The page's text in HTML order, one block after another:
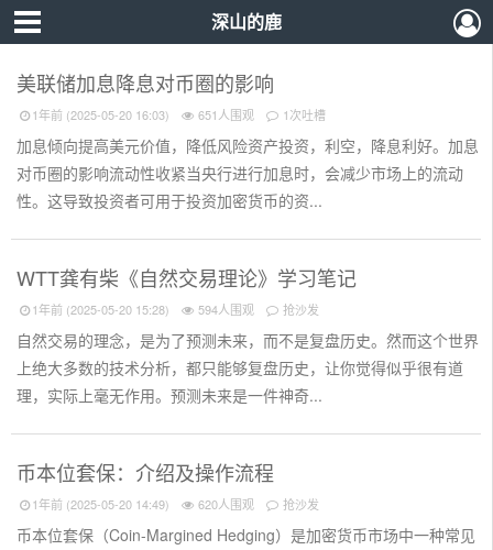
深山的鹿
美联储加息降息对币圈的影响
1年前 (2025-05-20 16:03) 651人围观 1次吐槽
加息倾向提高美元价值，降低风险资产投资，利空，降息利好。加息
对币圈的影响流动性收紧当央行进行加息时，会减少市场上的流动
性。这导致投资者可用于投资加密货币的资...
WTT龚有柴《自然交易理论》学习笔记
1年前 (2025-05-20 15:28) 594人围观 抢沙发
自然交易的理念，是为了预测未来，而不是复盘历史。然而这个世界
上绝大多数的技术分析，都只能够复盘历史，让你觉得似乎很有道
理，实际上毫无作用。预测未来是一件神奇...
币本位套保：介绍及操作流程
1年前 (2025-05-20 14:49) 620人围观 抢沙发
币本位套保（Coin-Margined Hedging）是加密货币市场中一种常见